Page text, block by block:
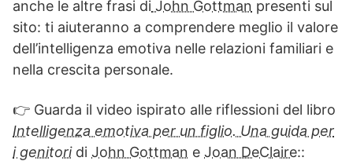
anche le altre frasi di John Gottman presenti sul
sito: ti aiuteranno a comprendere meglio il valore
dell’intelligenza emotiva nelle relazioni familiari e
nella crescita personale.
👉 Guarda il video ispirato alle riflessioni del libro
Intelligenza emotiva per un figlio. Una guida per
i genitoridi John Gottman e Joan DeClaire::